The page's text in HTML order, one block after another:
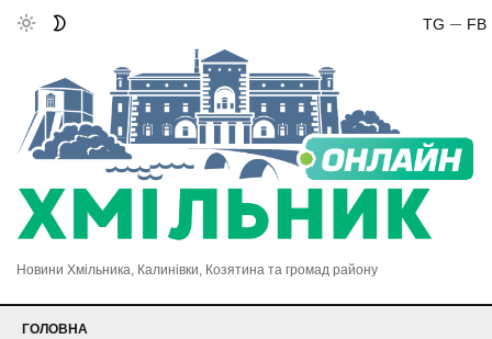
FB
TG
Новини Хмільника, Калинівки, Козятина та громад району
ГОЛОВНА